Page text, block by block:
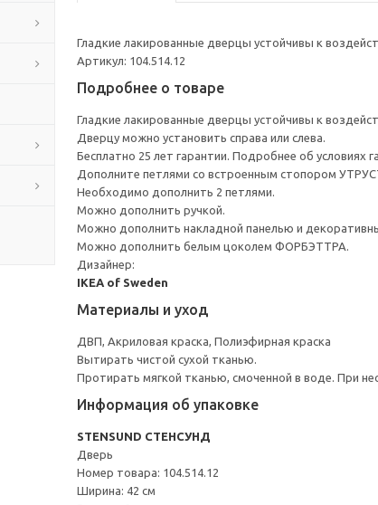
Гладкие лакированные дверцы устойчивы к
Артикул: 104.514.12
Подробнее о товаре
Гладкие лакированные дверцы устойчивы к
Дверцу можно установить справа или слева.
Бесплатно 25 лет гарантии. Подробнее об условиях
Дополните петлями со встроенным стопором
Необходимо дополнить 2 петлями.
Можно дополнить ручкой.
Можно дополнить накладной панелью и
Можно дополнить белым цоколем ФОРБЭТТРА.
Дизайнер:
IKEA of Sweden
Материалы и уход
ДВП, Акриловая краска, Полиэфирная краска
Вытирать чистой сухой тканью.
Протирать мягкой тканью, смоченной в воде. При
Информация об упаковке
STENSUND СТЕНСУНД
Дверь
Номер товара: 104.514.12
Ширина: 42 см